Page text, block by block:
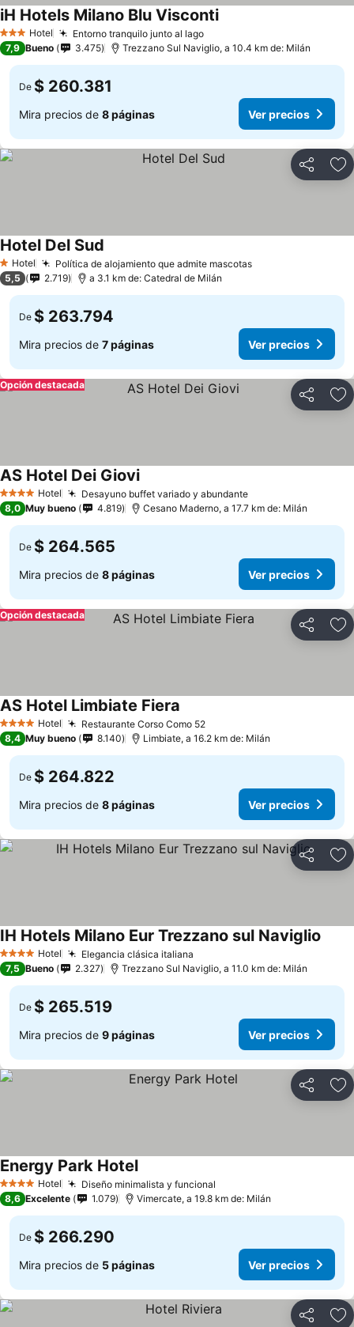
3 Estrellas
Hotel Entorno tranquilo junto al lago
iH Hotels Milano Blu Visconti
7,9 Bueno 3.475 Trezzano Sul Naviglio, a 10.4 km de: Milán
De $ 260.381
Mira precios de 8 páginas Ver precios
Compartir
1 Estrellas
Hotel Política de alojamiento que admite mascotas
Hotel Del Sud
5,5 2.719 a 3.1 km de: Catedral de Milán
De $ 263.794
Mira precios de 7 páginas Ver precios
Compartir
Opción destacada
4 EstrellasHotel Desayuno buffet variado y abundante
AS Hotel Dei Giovi
8,0 Muy bueno 4.819 Cesano Maderno, a 17.7 km de: Milán
De $ 264.565
Mira precios de 8 páginas Ver precios
Compartir
Opción destacada
4 EstrellasHotel Restaurante Corso Como 52
AS Hotel Limbiate Fiera
8,4 Muy bueno 8.140 Limbiate, a 16.2 km de: Milán
De $ 264.822
Mira precios de 8 páginas Ver precios
Compartir
4 EstrellasHotel Elegancia clásica italiana
IH Hotels Milano Eur Trezzano sul Naviglio
7,5 Bueno 2.327 Trezzano Sul Naviglio, a 11.0 km de: Milán
De $ 265.519
Mira precios de 9 páginas Ver precios
Compartir
4 EstrellasHotel Diseño minimalista y funcional
Energy Park Hotel
8,6 Excelente 1.079 Vimercate, a 19.8 km de: Milán
De $ 266.290
Mira precios de 5 páginas Ver precios
Compartir